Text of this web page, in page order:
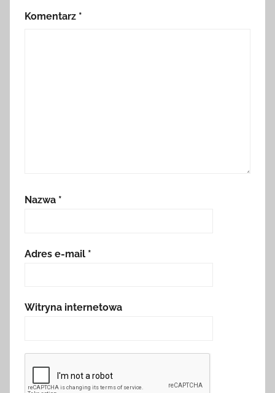
Komentarz *
Nazwa *
Adres e-mail *
Witryna internetowa